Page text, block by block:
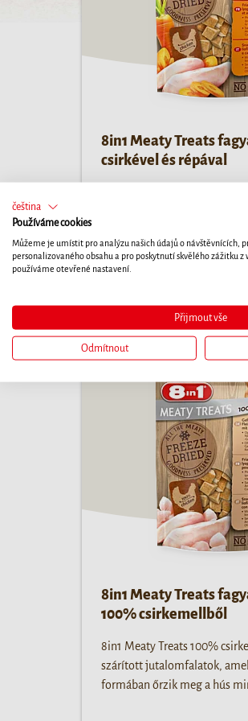
8in1 Meaty Treats
csirkével és répával
8in1 Meaty Treats
100% csirkemellből
8in1 Meaty Treats 100%
szárított jutalomfalatok,
formában őrzik meg a hús
čeština
Používáme cookies
Můžeme je umístit pro analýzu našich údajů o návštěvnících,
personalizovaného obsahu a pro poskytnutí skvělého zážitku
používáme otevřené nastavení.
Přijmout vše
Odmítnout